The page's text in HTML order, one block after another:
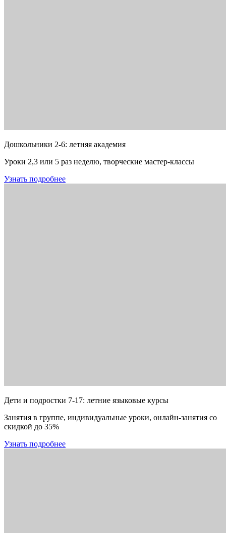
Дошкольники 2-6: летняя академия
Уроки 2,3 или 5 раз неделю, творческие мастер-классы
Узнать подробнее
Дети и подростки 7-17: летние языковые курсы
Занятия в группе, индивидуальные уроки, онлайн-занятия со
скидкой до 35%
Узнать подробнее